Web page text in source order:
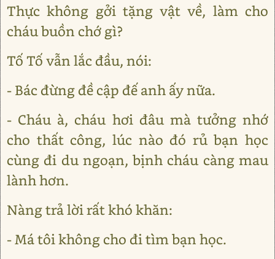
Thực không gởi tặng vật về, làm cho
cháu buồn chớ gì?
Tố Tố vẫn lắc đầu, nói:
- Bác đừng đề cập đế anh ấy nữa.
- Cháu à, cháu hơi đâu mà tưởng nhớ
cho thất công, lúc nào đó rủ bạn học
cùng đi du ngoạn, bịnh cháu càng mau
lành hơn.
Nàng trả lời rất khó khăn:
- Má tôi không cho đi tìm bạn học.